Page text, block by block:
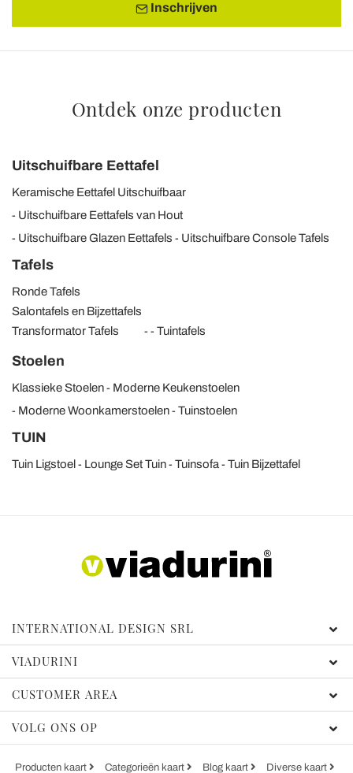
Inschrijven
Ontdek onze producten
Uitschuifbare Eettafel
Keramische Eettafel Uitschuifbaar
Uitschuifbare Eettafels van Hout
Uitschuifbare Glazen Eettafels
Uitschuifbare Console Tafels
Tafels
Ronde Tafels
Salontafels en Bijzettafels
Transformator Tafels
Tuintafels
Stoelen
Klassieke Stoelen
Moderne Keukenstoelen
Moderne Woonkamerstoelen
Tuinstoelen
TUIN
Tuin Ligstoel Lounge Set Tuin Tuinsofa Tuin Bijzettafel
INTERNATIONAL DESIGN SRL
VIADURINI
CUSTOMER AREA
VOLG ONS OP
Producten kaart Categorieën kaart Blog kaart Diverse kaart